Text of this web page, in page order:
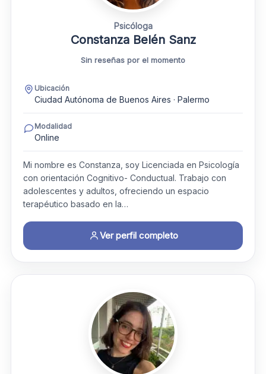
Psicóloga
Constanza Belén Sanz
Sin reseñas por el momento
Ubicación
Ciudad Autónoma de Buenos Aires · Palermo
Modalidad
Online
Mi nombre es Constanza, soy Licenciada en Psicología
con orientación Cognitivo- Conductual. Trabajo con
adolescentes y adultos, ofreciendo un espacio
terapéutico basado en la…
Ver perfil completo